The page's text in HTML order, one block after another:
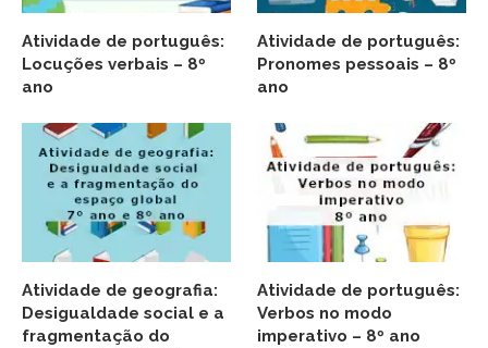
Atividade de português:
Locuções verbais – 8º
ano
Atividade de português:
Pronomes pessoais – 8º
ano
Atividade de geografia:
Desigualdade social e a
fragmentação do
Atividade de português:
Verbos no modo
imperativo – 8º ano